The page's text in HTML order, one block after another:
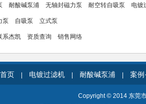
耐酸碱泵浦 无轴封磁力泵 耐空转自吸泵 电镀
泵 自吸泵 立式泵
系杰凯 资质查询 销售网络
首页 电镀过滤机 耐酸碱泵浦 案例
Copyright © 2014 东莞